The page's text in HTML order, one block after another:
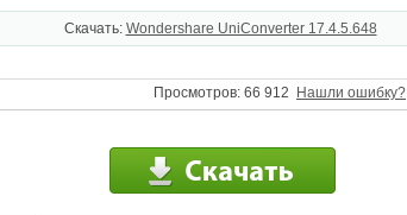
Скачать: Wondershare UniConverter 17.4.5.648
Просмотров: 66 912 Нашли ошибку?